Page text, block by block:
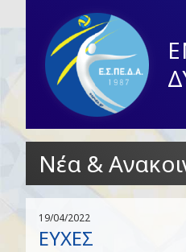
Νέα &
19/04/2022
ΕΥΧΕΣ